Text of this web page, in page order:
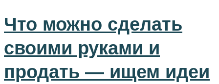
Что можно сделать
своими руками и
продать — ищем идеи